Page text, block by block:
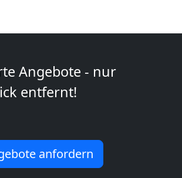
Angebote - nur
entfernt!
anfordern